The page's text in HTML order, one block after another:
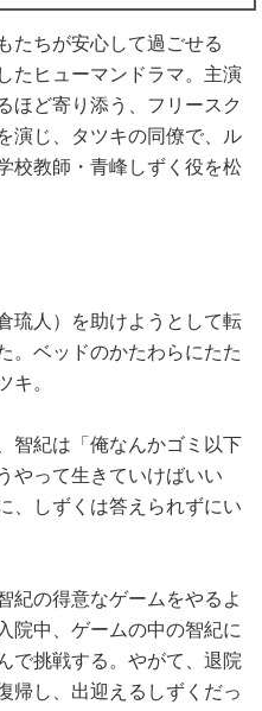
たちが安心して過ごせる
たヒューマンドラマ。主演
ほど寄り添う、フリースク
演じ、タツキの同僚で、ル
校教師・青峰しずく役を松
琉人）を助けようとして転
。ベッドのかたわらにたた
キ。
智紀は「俺なんかゴミ以下
やって生きていけばいい
、しずくは答えられずにい
の得意なゲームをやるよ
院中、ゲームの中の智紀に
で挑戦する。やがて、退院
帰し、出迎えるしずくだっ